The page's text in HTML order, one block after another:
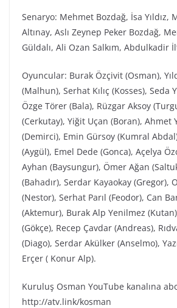
Senaryo: Mehmet Bozdağ, İsa Yıldız,
Altınay, Aslı Zeynep Peker Bozdağ,
Güldalı, Ali Ozan Salkım, Abdulkadir
Oyuncular: Burak Özçivit (Osman),
(Malhun), Serhat Kılıç (Kosses), Seda
Özge Törer (Bala), Rüzgar Aksoy
(Cerkutay), Yiğit Uçan (Boran), Ahmet
(Demirci), Emin Gürsoy (Kumral
(Aygül), Emel Dede (Gonca), Açelya
Ayhan (Baysungur), Ömer Ağan
(Bahadır), Serdar Kayaokay (Gregor),
(Nestor), Serhat Parıl (Feodor), Can
(Aktemur), Burak Alp Yenilmez
(Gökçe), Recep Çavdar (Andreas),
(Diago), Serdar Akülker (Anselmo),
Erçer ( Konur Alp).
Kuruluş Osman YouTube kanalına
http://atv.link/kosman